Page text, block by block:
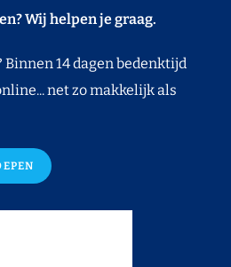
Wij helpen je graag.
Binnen 14 dagen bedenktijd
net zo makkelijk als